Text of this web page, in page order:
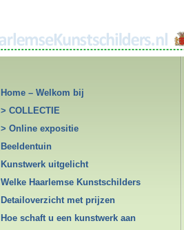
Home – Welkom bij
HaarlemseKunstschilders.nl
> COLLECTIE
> Online expositie
Beeldentuin
Kunstwerk uitgelicht
Welke Haarlemse Kunstschilders
Detailoverzicht met prijzen
Hoe schaft u een kunstwerk aan